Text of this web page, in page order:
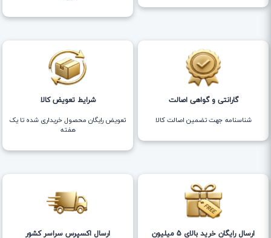
گارانتی و گواهی اصالت
شناسنامه جهت تضمین اصالت کالا
شرایط تعویض کالا
تعویض رایگان محصول خریداری شده تا یک
هفته
ارسال رایگان خرید بالای 5 میلیون ارسال اکسپرس سراسر کشور